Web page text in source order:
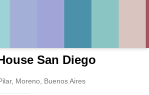
San Diego
Moreno, Buenos Aires